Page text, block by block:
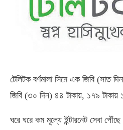
টেলিটক বর্ণমালা সিমে এক জিবি (সাত
জিবি (৩০ দিন) ৪৪ টাকায়, ১৭৯ টাকায়
ঘরে ঘরে কম মূল্যে ইন্টারনেট সেবা পৌঁছে